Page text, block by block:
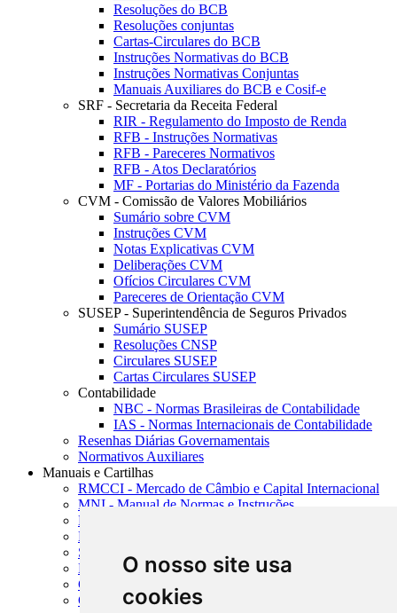
O nosso site usa
cookies
Resoluções do BCB
Resoluções conjuntas
Cartas-Circulares do BCB
Instruções Normativas do BCB
Instruções Normativas Conjuntas
Manuais Auxiliares do BCB e Cosif-e
SRF - Secretaria da Receita Federal
RIR - Regulamento do Imposto de Renda
RFB - Instruções Normativas
RFB - Pareceres Normativos
RFB - Atos Declaratórios
MF - Portarias do Ministério da Fazenda
CVM - Comissão de Valores Mobiliários
Sumário sobre CVM
Instruções CVM
Notas Explicativas CVM
Deliberações CVM
Ofícios Circulares CVM
Pareceres de Orientação CVM
SUSEP - Superintendência de Seguros Privados
Sumário SUSEP
Resoluções CNSP
Circulares SUSEP
Cartas Circulares SUSEP
Contabilidade
NBC - Normas Brasileiras de Contabilidade
IAS - Normas Internacionais de Contabilidade
Resenhas Diárias Governamentais
Normativos Auxiliares
Manuais e Cartilhas
RMCCI - Mercado de Câmbio e Capital Internacional
MNI - Manual de Normas e Instruções
MTVM - Manual de Títulos e Valores Mobiliários
MCR - Manual de Crédito Rural
SISORF - Manual de Organização do SFN
MASUP - Manual de Supervisão Bancária
CADOC - Catálogo de Documentos
CNAE-CONCLA - Classificação Nacional de